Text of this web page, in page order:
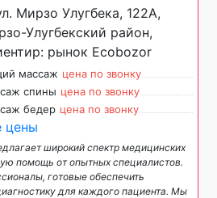
Мирзо Улугбека, 122А,
Улугбекский район,
рынок Ecobozor
массаж цена по звонку
спины цена по звонку
бедер цена по звонку
цены
широкий спектр медицинских
помощь от опытных специалистов.
готовые обеспечить
для каждого пациента. Мы